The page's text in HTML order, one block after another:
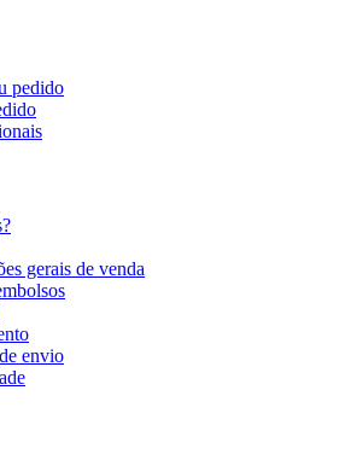
pedido
gerais de venda
envio